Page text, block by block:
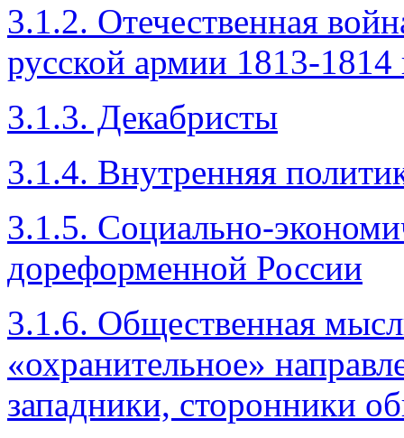
3.1.2. Отечественная
русской армии 1813-1814
3.1.3. Декабристы
3.1.4. Внутренняя
3.1.5. Социально-
дореформенной России
3.1.6. Общественная
«охранительное»
западники, сторонники